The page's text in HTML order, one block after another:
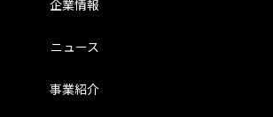
企業情報
ニュース
事業紹介